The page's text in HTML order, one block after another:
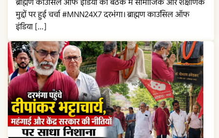
ब्राह्मण काउंसिल ऑफ इंडिया की बैठक में सामाजिक और शैक्षणिक
मुद्दों पर हुई चर्चा #MNN24X7 दरभंगा। ब्राह्मण काउंसिल ऑफ
इंडिया […]